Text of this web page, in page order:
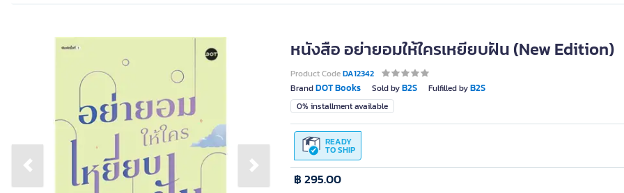
Previous slide Next slide
หนังสือ อย่ายอมให้ใครเหยียบฝัน (New Edition)
Product CodeDA12342
BrandDOT Books Sold byB2S Fulfilled byB2S
0% installment available
READY
TO SHIP
฿ 295.00